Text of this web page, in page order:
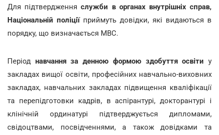
Для підтвердженняслужби в органах внутрішніх справ,
Національній поліціїприймуть довідки, які видаються в
порядку, що визначається МВС.
Період навчання за денною формою здобуття освіти у
закладах вищої освіти, професійних навчально-виховних
закладах, навчальних закладах підвищення кваліфікації
та перепідготовки кадрів, в аспірантурі, докторантурі і
клінічній ординатурі підтверджується дипломами,
свідоцтвами, посвідченнями, а також довідками та